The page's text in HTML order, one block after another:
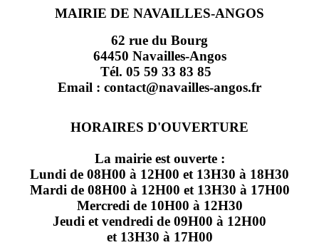
MAIRIE DE NAVAILLES-ANGOS
62 rue du Bourg
64450 Navailles-Angos
Tél. 05 59 33 83 85
Email : contact@navailles-angos.fr
HORAIRES D'OUVERTURE
La mairie est ouverte :
Lundi de 08H00 à 12H00 et 13H30 à 18H30
Mardi de 08H00 à 12H00 et 13H30 à 17H00
Mercredi de 10H00 à 12H30
Jeudi et vendredi de 09H00 à 12H00
et 13H30 à 17H00